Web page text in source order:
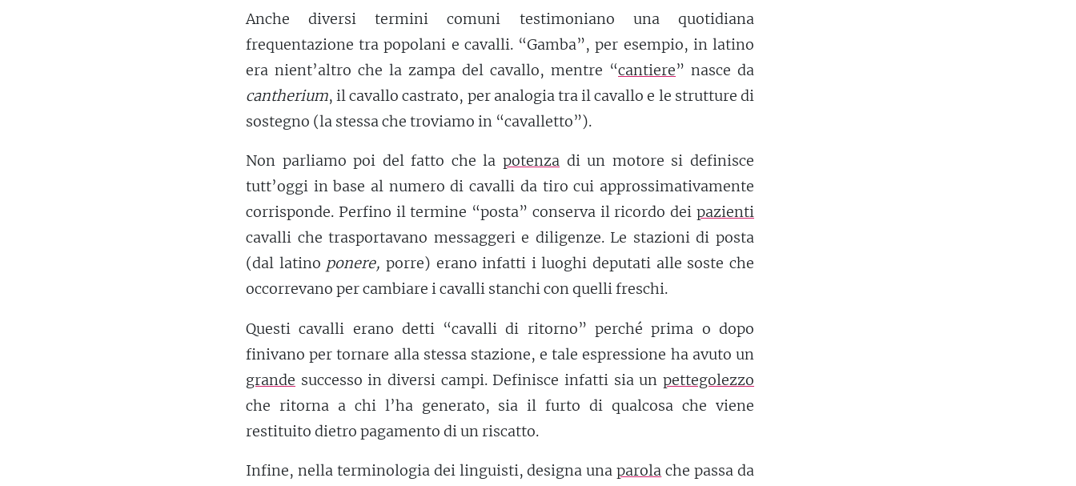
Anche diversi termini comuni testimoniano una quotidiana
frequentazione tra popolani e cavalli. “Gamba”, per esempio, in latino
era nient’altro che la zampa del cavallo, mentre “cantiere” nasce da
cantherium, il cavallo castrato, per analogia tra il cavallo e le strutture di
sostegno (la stessa che troviamo in “cavalletto”).
Non parliamo poi del fatto che lapotenza di un motore si definisce
tutt’oggi in base al numero di cavalli da tiro cui approssimativamente
corrisponde. Perfino il termine “posta” conserva il ricordo dei pazienti
cavalli che trasportavano messaggeri e diligenze. Le stazioni di posta
(dal latino ponere, porre) erano infatti i luoghi deputati alle soste che
occorrevano per cambiare i cavalli stanchi con quelli freschi.
Questi cavalli erano detti “cavalli di ritorno” perché prima o dopo
finivano per tornare alla stessa stazione, e tale espressione ha avuto un
grande successo in diversi campi. Definisce infatti sia un pettegolezzo
che ritorna a chi l’ha generato, sia il furto di qualcosa che viene
restituito dietro pagamento di un riscatto.
Infine, nella terminologia dei linguisti, designa unaparola che passa da